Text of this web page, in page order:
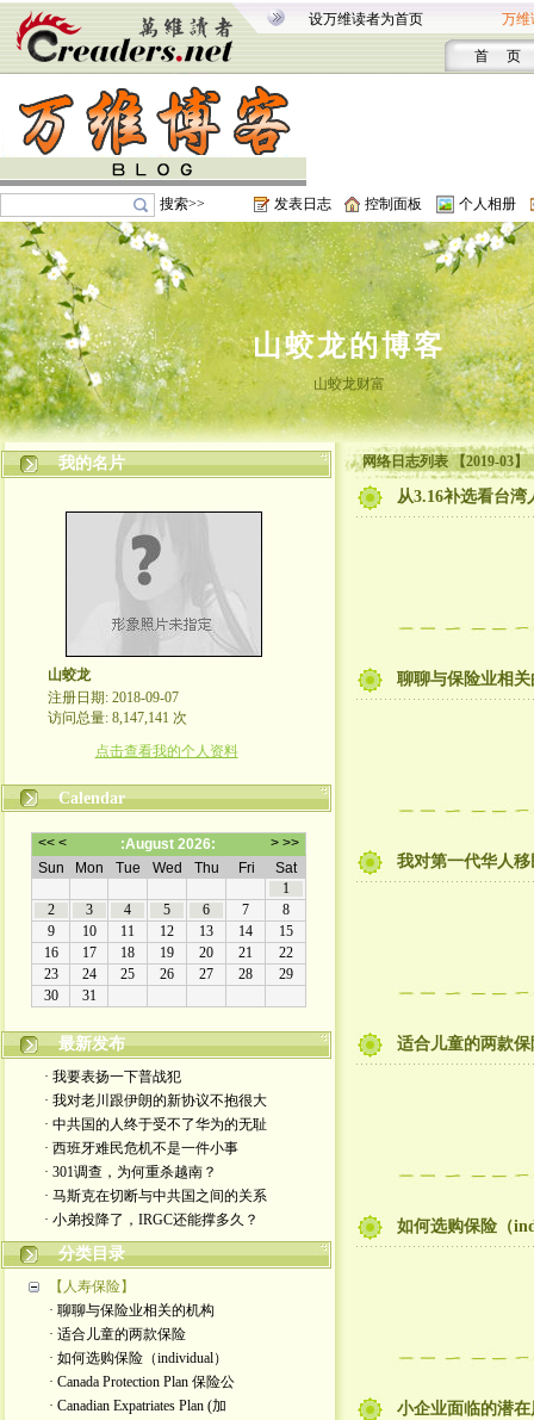
设万维读者为首页 万维
首 页
搜索>> 发表日志 控制面板 个人相册
山蛟龙的博客
山蛟龙财富
我的名片
山蛟龙
注册日期: 2018-09-07
访问总量: 8,147,141 次
点击查看我的个人资料
Calendar
最新发布
· 我要表扬一下普战犯
· 我对老川跟伊朗的新协议不抱很大
· 中共国的人终于受不了华为的无耻
· 西班牙难民危机不是一件小事
· 301调查，为何重杀越南？
· 马斯克在切断与中共国之间的关系
· 小弟投降了，IRGC还能撑多久？
分类目录
【人寿保险】
· 聊聊与保险业相关的机构
· 适合儿童的两款保险
· 如何选购保险（individual）
· Canada Protection Plan 保险公
· Canadian Expatriates Plan (加
网络日志列表 【2019-03】
从3.16补选看台湾
聊聊与保险业相
我对第一代华人
适合儿童的两款保
如何选购保险（
小企业面临的潜